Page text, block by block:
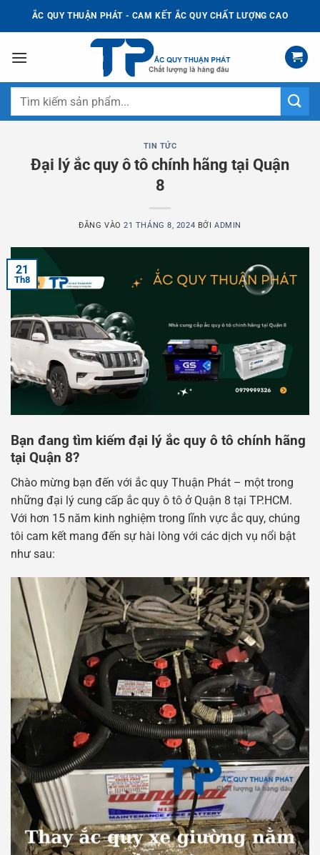
dung
ẮC QUY THUẬN PHÁT - CAM KẾT ẮC QUY CHẤT LƯỢNG CAO
Tìm
TIN TỨC
Đại lý ắc quy ô tô chính hãng tại Quận
8
ĐĂNG VÀO21 THÁNG 8, 2024 BỞI ADMIN
21
Th8
Bạn đang tìm kiếm đại lý ắc quy ô tô chính hãng
tại Quận 8?
Chào mừng bạn đến với ắc quy Thuận Phát – một trong
những đại lý cung cấp ắc quy ô tô ở Quận 8 tại TP.HCM.
Với hơn 15 năm kinh nghiệm trong lĩnh vực ắc quy, chúng
tôi cam kết mang đến sự hài lòng với các dịch vụ nổi bật
như sau: